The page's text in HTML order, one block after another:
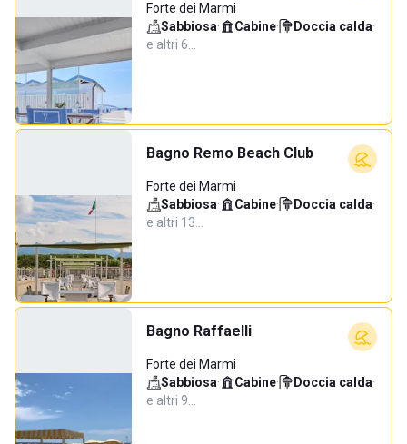
Forte dei Marmi
Sabbiosa· Cabine· Doccia calda·
e altri 6…
Bagno Remo Beach Club
Forte dei Marmi
Sabbiosa· Cabine· Doccia calda·
e altri 13…
Bagno Raffaelli
Forte dei Marmi
Sabbiosa· Cabine· Doccia calda·
e altri 9…